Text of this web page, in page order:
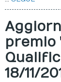
premio
18/11/